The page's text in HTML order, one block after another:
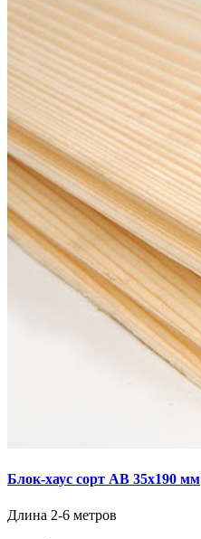
Блок-хаус сорт AB 35х190 мм
Длина 2-6 метров